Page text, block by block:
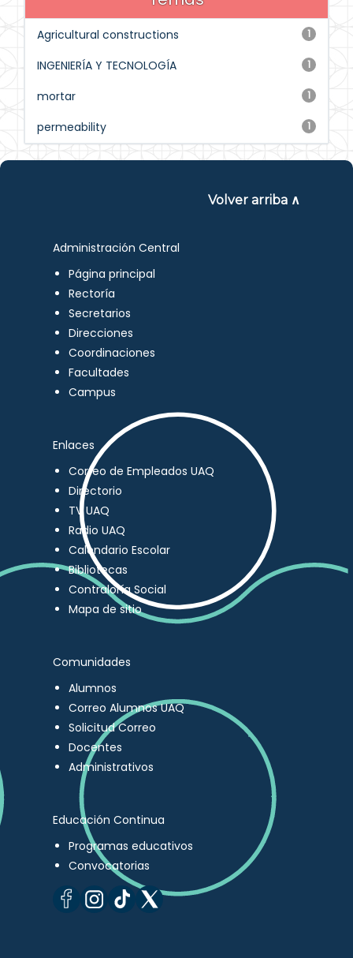
1
Agricultural constructions
1
INGENIERÍA Y TECNOLOGÍA
1
mortar
1
permeability
Volver arriba ∧
Administración Central
Página principal
Rectoría
Secretarios
Direcciones
Coordinaciones
Facultades
Campus
Enlaces
Correo de Empleados UAQ
Directorio
TV UAQ
Radio UAQ
Calendario Escolar
Bibliotecas
Contraloría Social
Mapa de sitio
Comunidades
Alumnos
Correo Alumnos UAQ
Solicitud Correo
Docentes
Administrativos
Educación Continua
Programas educativos
Convocatorias